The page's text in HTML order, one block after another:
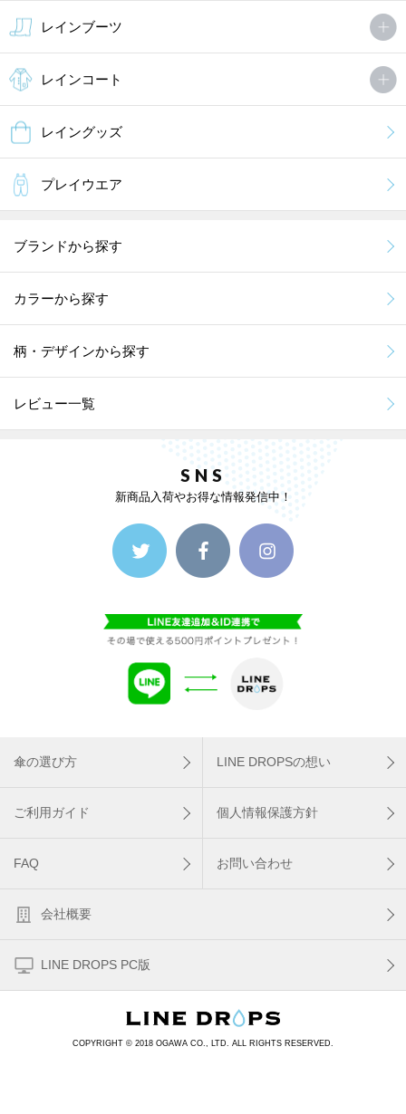
レインブーツ
レインコート
レイングッズ
プレイウエア
ブランドから探す
カラーから探す
柄・デザインから探す
レビュー一覧
SNS
新商品入荷やお得な情報発信中！
傘の選び方 LINE DROPSの想い
ご利用ガイド 個人情報保護方針
FAQ お問い合わせ
会社概要
LINE DROPS PC版
COPYRIGHT © 2018 OGAWA CO., LTD. ALL RIGHTS RESERVED.